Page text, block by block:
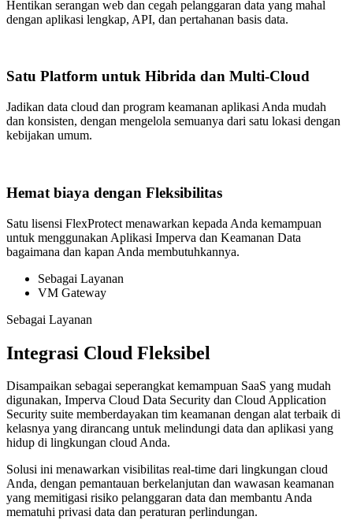
Hentikan serangan web dan cegah pelanggaran data yang mahal
dengan aplikasi lengkap, API, dan pertahanan basis data.
Satu Platform untuk Hibrida dan Multi-Cloud
Jadikan data cloud dan program keamanan aplikasi Anda mudah
dan konsisten, dengan mengelola semuanya dari satu lokasi dengan
kebijakan umum.
Hemat biaya dengan Fleksibilitas
Satu lisensi FlexProtect menawarkan kepada Anda kemampuan
untuk menggunakan Aplikasi Imperva dan Keamanan Data
bagaimana dan kapan Anda membutuhkannya.
Sebagai Layanan
VM Gateway
Sebagai Layanan
Integrasi Cloud Fleksibel
Disampaikan sebagai seperangkat kemampuan SaaS yang mudah
digunakan, Imperva Cloud Data Security dan Cloud Application
Security suite memberdayakan tim keamanan dengan alat terbaik di
kelasnya yang dirancang untuk melindungi data dan aplikasi yang
hidup di lingkungan cloud Anda.
Solusi ini menawarkan visibilitas real-time dari lingkungan cloud
Anda, dengan pemantauan berkelanjutan dan wawasan keamanan
yang memitigasi risiko pelanggaran data dan membantu Anda
mematuhi privasi data dan peraturan perlindungan.